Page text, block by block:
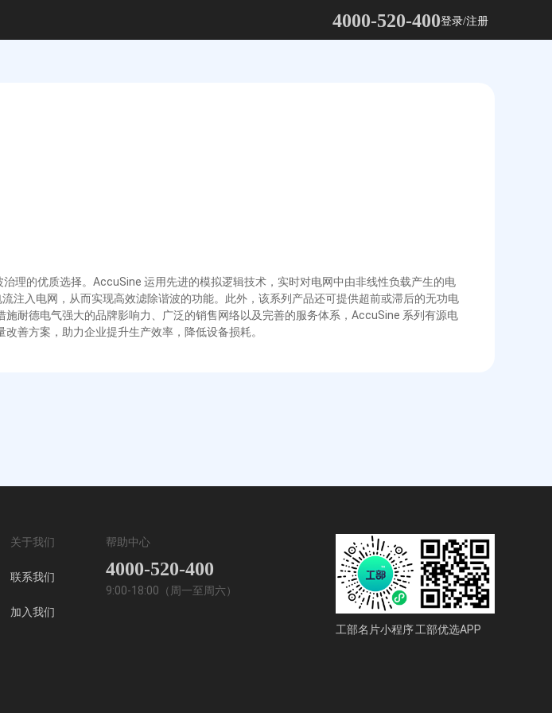
4000-520-400登录/注册
理的优质选择。AccuSine 运用先进的模拟逻辑技术，实时对电网中由非线性负载产生的电
注入电网，从而实现高效滤除谐波的功能。此外，该系列产品还可提供超前或滞后的无功电
耐德电气强大的品牌影响力、广泛的销售网络以及完善的服务体系，AccuSine 系列有源电
善方案，助力企业提升生产效率，降低设备损耗。
关于我们
联系我们
加入我们
帮助中心
4000-520-400
9:00-18:00（周一至周六）
工部名片小程序工部优选APP